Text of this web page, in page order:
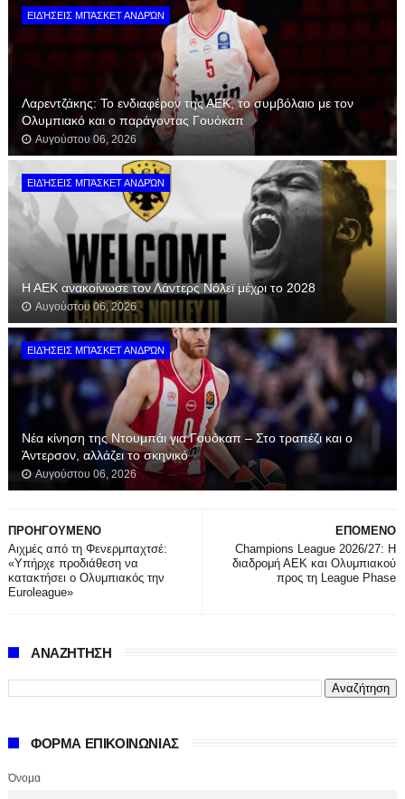
ΕΙΔΉΣΕΙΣ ΜΠΆΣΚΕΤ ΑΝΔΡΏΝ
Λαρεντζάκης: Το ενδιαφέρον της ΑΕΚ, το συμβόλαιο με τον
Ολυμπιακό και ο παράγοντας Γουόκαπ
Αυγούστου 06, 2026
ΕΙΔΉΣΕΙΣ ΜΠΆΣΚΕΤ ΑΝΔΡΏΝ
Η ΑΕΚ ανακοίνωσε τον Λάντερς Νόλεϊ μέχρι το 2028
Αυγούστου 06, 2026
ΕΙΔΉΣΕΙΣ ΜΠΆΣΚΕΤ ΑΝΔΡΏΝ
Νέα κίνηση της Ντουμπάι για Γουόκαπ – Στο τραπέζι και ο
Άντερσον, αλλάζει το σκηνικό
Αυγούστου 06, 2026
ΕΠΟΜΕΝΟ
Champions League 2026/27: Η
διαδρομή ΑΕΚ και Ολυμπιακού
προς τη League Phase
ΠΡΟΗΓΟΥΜΕΝΟ
Αιχμές από τη Φενερμπαχτσέ:
«Υπήρχε προδιάθεση να
κατακτήσει ο Ολυμπιακός την
Euroleague»
ΑΝΑΖΗΤΗΣΗ
ΦΟΡΜΑ ΕΠΙΚΟΙΝΩΝΙΑΣ
Όνομα